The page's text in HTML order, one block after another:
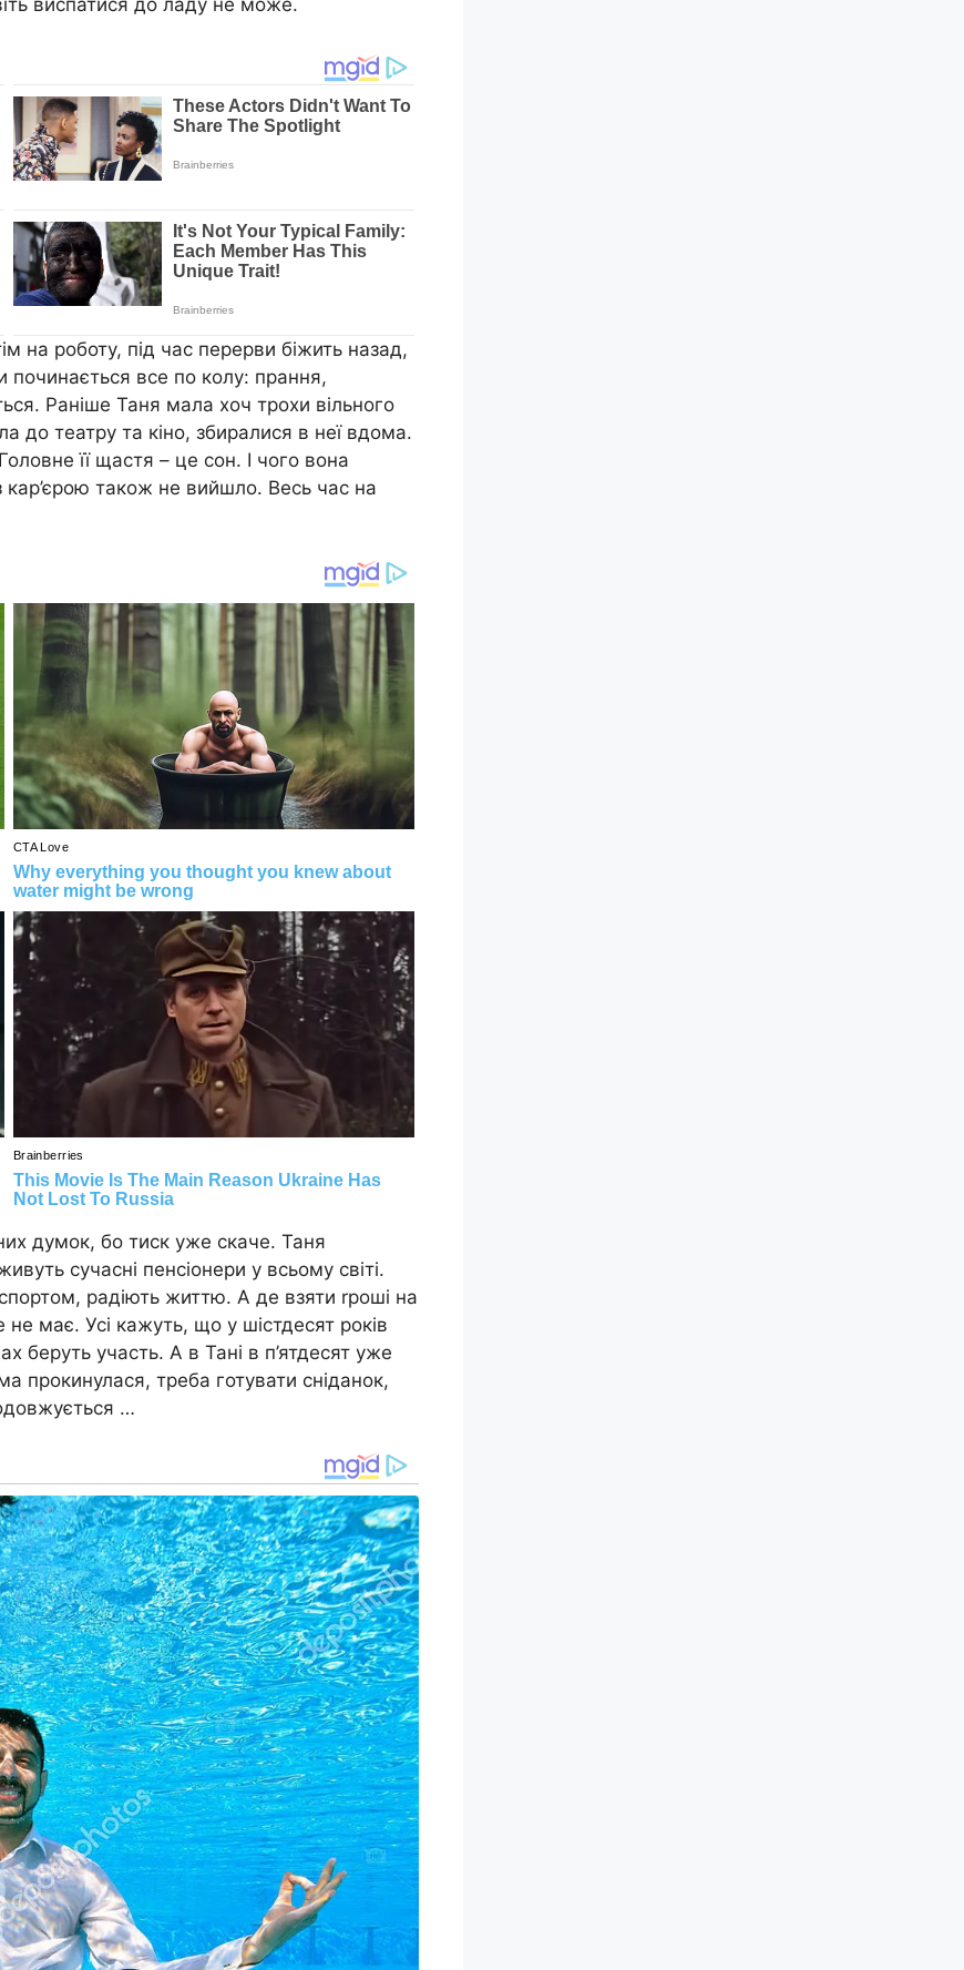
на роботу, під час перерви біжить назад,
починається все по колу: прання,
Раніше Таня мала хоч трохи вільного
до театру та кіно, збиралися в неї вдома.
її щастя – це сон. І чого вона
кар’єрою також не вийшло. Весь час на
думок, бо тиск уже скаче. Таня
сучасні пенсіонери у всьому світі.
радіють життю. А де взяти rроші на
не має. Усі кажуть, що у шістдесят років
беруть участь. А в Тані в п’ятдесят уже
прокинулася, треба готувати сніданок,
…